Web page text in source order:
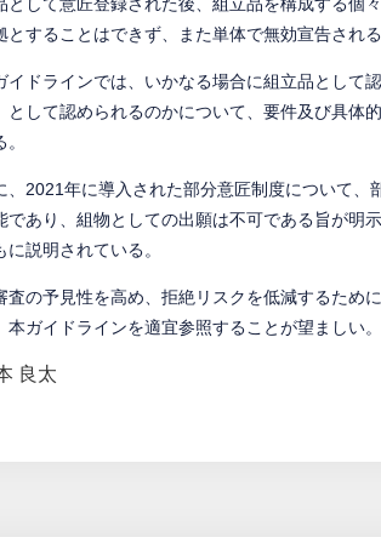
とすることはできず、また単体で無効宣告され
イドラインでは、いかなる場合に組立品として
として認められるのかについて、要件及び具体
、2021年に導入された部分意匠制度について
であり、組物としての出願は不可である旨が明
に説明されている。
の予見性を高め、拒絶リスクを低減するため
本ガイドラインを適宜参照することが望ましい。
良太